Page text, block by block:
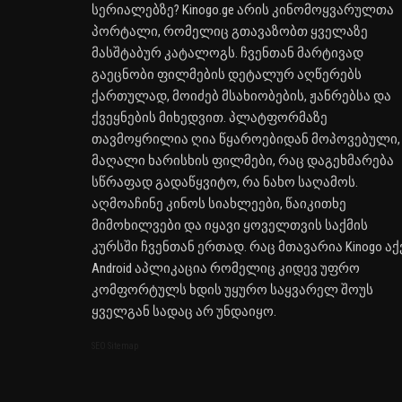
სერიალებზე? Kinogo.ge არის კინომოყვარულთა
პორტალი, რომელიც გთავაზობთ ყველაზე
მასშტაბურ კატალოგს. ჩვენთან მარტივად
გაეცნობი ფილმების დეტალურ აღწერებს
ქართულად, მოიძებ მსახიობების, ჟანრებსა და
ქვეყნების მიხედვით. პლატფორმაზე
თავმოყრილია ღია წყაროებიდან მოპოვებული,
მაღალი ხარისხის ფილმები, რაც დაგეხმარება
სწრაფად გადაწყვიტო, რა ნახო საღამოს.
აღმოაჩინე კინოს სიახლეები, წაიკითხე
მიმოხილვები და იყავი ყოველთვის საქმის
კურსში ჩვენთან ერთად. რაც მთავარია Kinogo
Android აპლიკაცია რომელიც კიდევ უფრო
კომფორტულს ხდის უყურო საყვარელ შოუს
ყველგან სადაც არ უნდაიყო.